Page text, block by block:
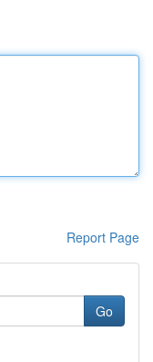
Report Page
Go